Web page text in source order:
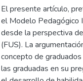
El presente artículo,
el Modelo Pedagógico
desde la perspectiva
(FUS). La
concepto de
las graduadas en su